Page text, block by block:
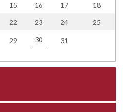
15 16 17 18
22 23 24 25
29 30 31